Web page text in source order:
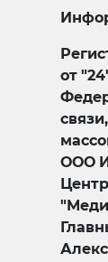
от
ООО